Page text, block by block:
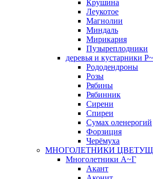
Крушина
Леукотое
Магнолии
Миндаль
Мирикария
Пузыреплодники
деревья и кустарники
Рододендроны
Розы
Рябины
Рябинник
Сирени
Спиреи
Сумах оленерогий
Форзиция
Черёмуха
МНОГОЛЕТНИКИ
Многолетники А~Г
Акант